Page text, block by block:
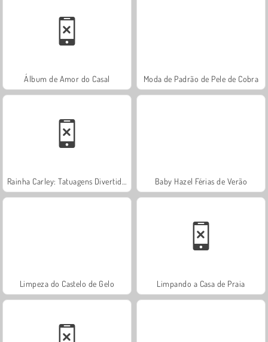
Álbum de Amor do Casal Moda de Padrão de Pele de Cobra
Baby Hazel Férias de Verão
Limpeza do Castelo de Gelo Limpando a Casa de Praia